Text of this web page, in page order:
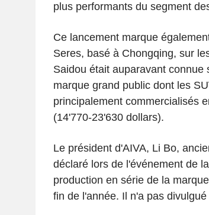
plus performants du segment
Ce lancement marque
Seres, basé à Chongqing, sur
Saidou était auparavant
marque grand public dont les
principalement commercialisés
(14'770-23'630 dollars).
Le président d'AIVA, Li Bo,
déclaré lors de l'événement de
production en série de la
fin de l'année. Il n'a pas